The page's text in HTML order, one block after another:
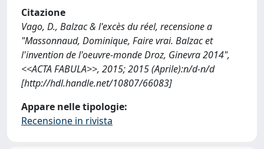
Citazione
Vago, D., Balzac & l'excès du réel, recensione a
"Massonnaud, Dominique, Faire vrai. Balzac et
l'invention de l'oeuvre-monde Droz, Ginevra 2014",
<<ACTA FABULA>>, 2015; 2015 (Aprile):n/d-n/d
[http://hdl.handle.net/10807/66083]
Appare nelle tipologie:
Recensione in rivista